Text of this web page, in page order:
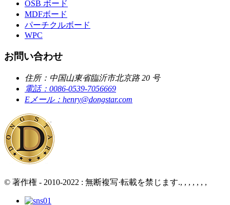
OSB ボード
MDFボード
パーチクルボード
WPC
お問い合わせ
住所： 中国山東省臨沂市北京路 20 号
電話： 0086-0539-7056669
Eメール： henry@dongstar.com
© 著作権 - 2010-2022 : 無断複写·転載を禁じます., , , , , , ,